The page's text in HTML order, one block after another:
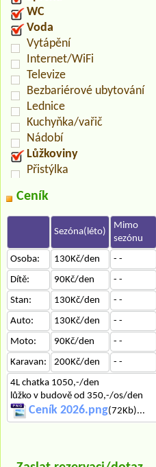
WC
Voda
Vytápění
Internet/WiFi
Televize
Bezbariérové ubytování
Lednice
Kuchyňka/vařič
Nádobí
Lůžkoviny
Přistýlka
Ceník
Sezóna(léto)
Mimo
sezónu
Osoba:
130Kč/den - -
Dítě:
90Kč/den - -
Stan:
130Kč/den - -
Auto:
130Kč/den - -
Moto:
90Kč/den - -
Karavan:
200Kč/den - -
4L chatka 1050,-/den
lůžko v budově od 350,-/os/den
Ceník 2026.png(72Kb)...